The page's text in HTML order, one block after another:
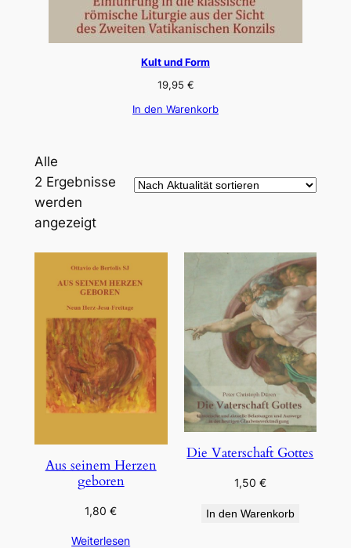
Kult und Form
19,95 €
In den Warenkorb
Alle
2 Ergebnisse
werden
angezeigtNach
sortiert
Aus seinem Herzen
geboren
1,80€
Weiterlesen
Die Vaterschaft Gottes
1,50 €
In den Warenkorb